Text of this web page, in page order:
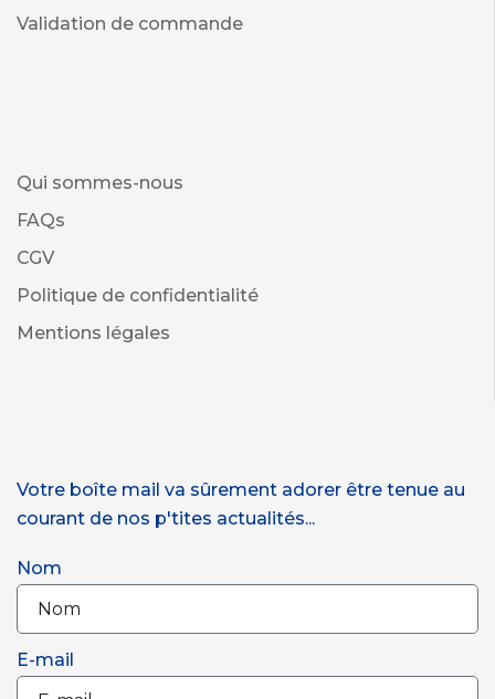
Validation de commande
Qui sommes-nous
FAQs
CGV
Politique de confidentialité
Mentions légales
Votre boîte mail va sûrement adorer être tenue au
courant de nos p'tites actualités...
Nom
E-mail